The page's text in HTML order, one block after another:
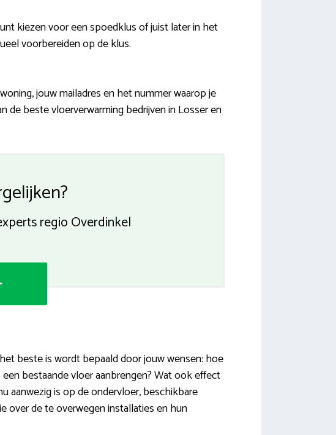
kiezen voor een spoedklus of juist later in het
voorbereiden op de klus.
jouw mailadres en het nummer waarop je
beste vloerverwarming bedrijven in Losser en
regio Overdinkel
beste is wordt bepaald door jouw wensen: hoe
bestaande vloer aanbrengen? Wat ook effect
aanwezig is op de ondervloer, beschikbare
over de te overwegen installaties en hun